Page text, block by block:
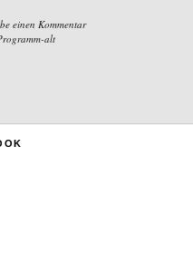
einen Kommentar
alt